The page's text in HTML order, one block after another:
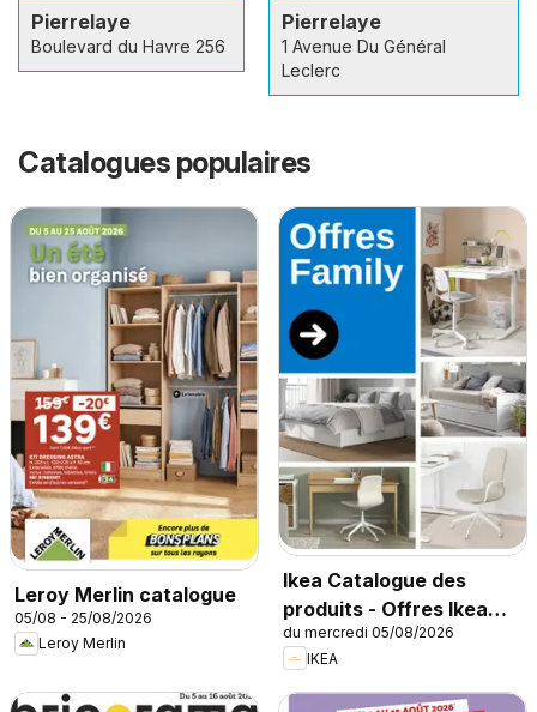
Pierrelaye
Boulevard du Havre 256
Pierrelaye
1 Avenue Du Général
Leclerc
Catalogues populaires
Leroy Merlin catalogue
05/08 - 25/08/2026
Leroy Merlin
Ikea Catalogue des
produits - Offres Ikea
Family
du mercredi 05/08/2026
IKEA